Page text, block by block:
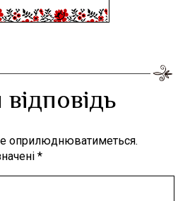
оприлюднюватиметься.
*